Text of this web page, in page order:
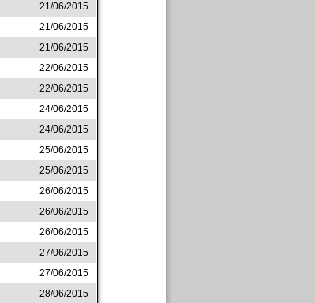
21/06/2015
21/06/2015
21/06/2015
22/06/2015
22/06/2015
24/06/2015
24/06/2015
25/06/2015
25/06/2015
26/06/2015
26/06/2015
26/06/2015
27/06/2015
27/06/2015
28/06/2015